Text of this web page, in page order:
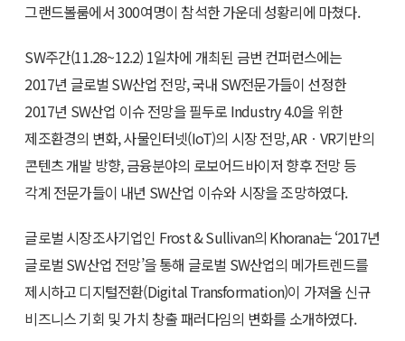
그랜드볼룸에서 300여명이 참석한 가운데 성황리에 마쳤다.
SW주간(11.28~12.2) 1일차에 개최된 금번 컨퍼런스에는
2017년 글로벌 SW산업 전망, 국내 SW전문가들이 선정한
2017년 SW산업 이슈 전망을 필두로 Industry 4.0을 위한
제조환경의 변화, 사물인터넷(IoT)의 시장 전망, ARㆍVR기반의
콘텐츠 개발 방향, 금융분야의 로보어드바이저 향후 전망 등
각계 전문가들이 내년 SW산업 이슈와 시장을 조망하였다.
글로벌 시장조사기업인 Frost & Sullivan의 Khorana는 ‘2017년
글로벌 SW산업 전망’을 통해 글로벌 SW산업의 메가트렌드를
제시하고 디지털전환(Digital Transformation)이 가져올 신규
비즈니스 기회 및 가치 창출 패러다임의 변화를 소개하였다.